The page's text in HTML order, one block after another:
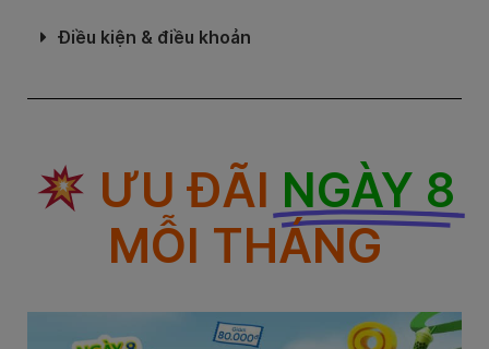
Điều kiện & điều khoản
ƯU ĐÃI NGÀY 8
MỖI THÁNG